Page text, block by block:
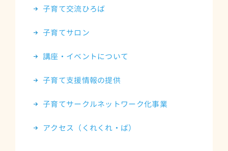
子育て交流ひろば
子育てサロン
講座・イベントについて
子育て支援情報の提供
子育てサークルネットワーク化事業
アクセス（くれくれ・ば）